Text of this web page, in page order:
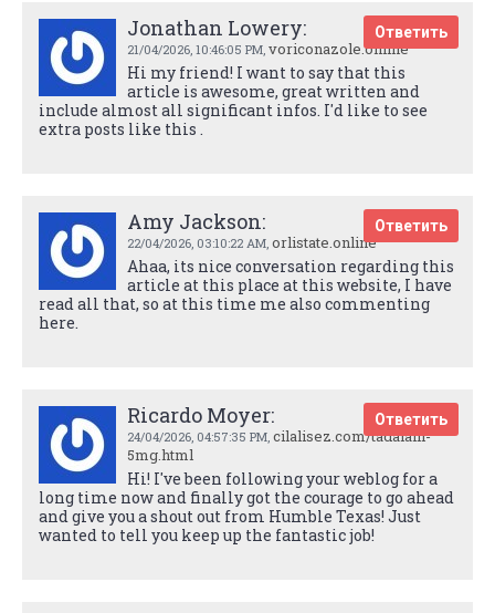
Jonathan Lowery:
21/04/2026, 10:46:05 PM, voriconazole.online
Ответить
Hi my friend! I want to say that this
article is awesome, great written and
include almost all significant infos. I'd like to see
extra posts like this .
Amy Jackson:
22/04/2026, 03:10:22 AM, orlistate.online
Ответить
Ahaa, its nice conversation regarding this
article at this place at this website, I have
read all that, so at this time me also commenting
here.
Ricardo Moyer:
24/04/2026, 04:57:35 PM, cilalisez.com/tadalafil-
5mg.html
Ответить
Hi! I've been following your weblog for a
long time now and finally got the courage to go ahead
and give you a shout out from Humble Texas! Just
wanted to tell you keep up the fantastic job!